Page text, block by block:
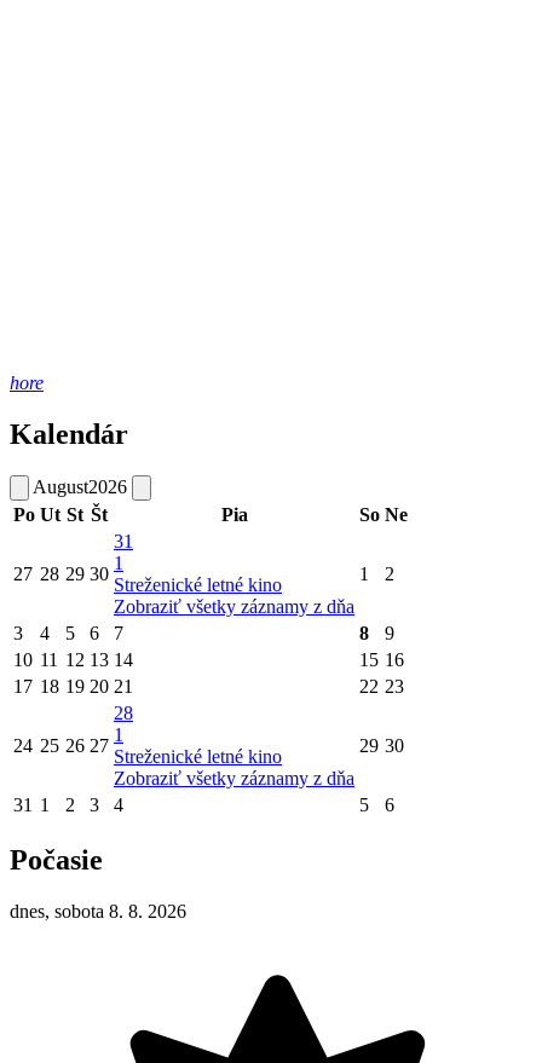
hore
Kalendár
August2026
Po Ut St Št Pia So Ne
27 28 29 30
31
1
Streženické letné kino
Zobraziť všetky záznamy z dňa
1 2
3 4 5 6 7 8
9
10 11 12 13 14 15 16
17 18 19 20 21 22 23
24 25 26 27
28
1
Streženické letné kino
Zobraziť všetky záznamy z dňa
29 30
31 1 2 3 4 5 6
Počasie
dnes, sobota 8. 8. 2026